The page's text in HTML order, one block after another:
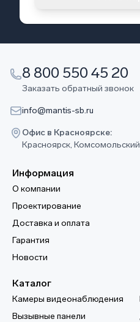
8 800 550 45 20
Заказать обратный звонок
info@mantis-sb.ru
Офис в Красноярске:
Красноярск,
Информация
О компании
Проектирование
Доставка и оплата
Гарантия
Новости
Каталог
Камеры видеонаблюдения
Вызывные панели